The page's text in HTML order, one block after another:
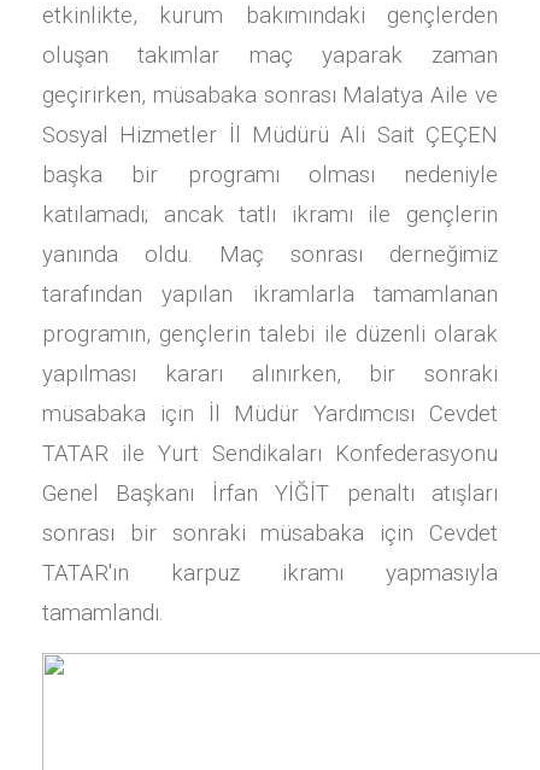
etkinlikte, kurum bakımındaki gençlerden
oluşan takımlar maç yaparak zaman
geçirirken, müsabaka sonrası Malatya Aile ve
Sosyal Hizmetler İl Müdürü Ali Sait ÇEÇEN
başka bir programı olması nedeniyle
katılamadı; ancak tatlı ikramı ile gençlerin
yanında oldu. Maç sonrası derneğimiz
tarafından yapılan ikramlarla tamamlanan
programın, gençlerin talebi ile düzenli olarak
yapılması kararı alınırken, bir sonraki
müsabaka için İl Müdür Yardımcısı Cevdet
TATAR ile Yurt Sendikaları Konfederasyonu
Genel Başkanı İrfan YİĞİT penaltı atışları
sonrası bir sonraki müsabaka için Cevdet
TATAR'ın karpuz ikramı yapmasıyla
tamamlandı.